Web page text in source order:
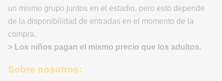
un mismo grupo juntos en el estadio, pero esto depende
de la disponibilidad de entradas en el momento de la
compra.
> Los niños pagan el mismo precio que los adultos.
Sobre nosotros: